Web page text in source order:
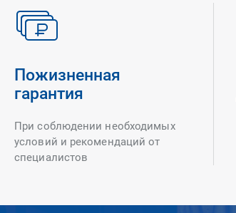
Пожизненная
гарантия
При соблюдении необходимых
условий и рекомендаций от
специалистов